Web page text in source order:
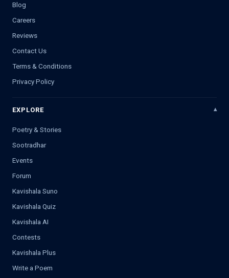
Blog
Careers
Reviews
Contact Us
Terms & Conditions
Privacy Policy
EXPLORE
Poetry & Stories
Sootradhar
Events
Forum
Kavishala Suno
Kavishala Quiz
Kavishala AI
Contests
Kavishala Plus
Write a Poem